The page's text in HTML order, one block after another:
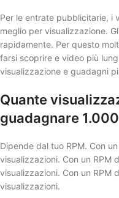
Per le entrate pubblicitarie, i
meglio per visualizzazione.
rapidamente. Per questo
farsi scoprire e video più
visualizzazione e guadagni
Quante
guadagnare
Dipende dal tuo RPM. Con
visualizzazioni. Con un RPM
visualizzazioni. Con un RPM
visualizzazioni.